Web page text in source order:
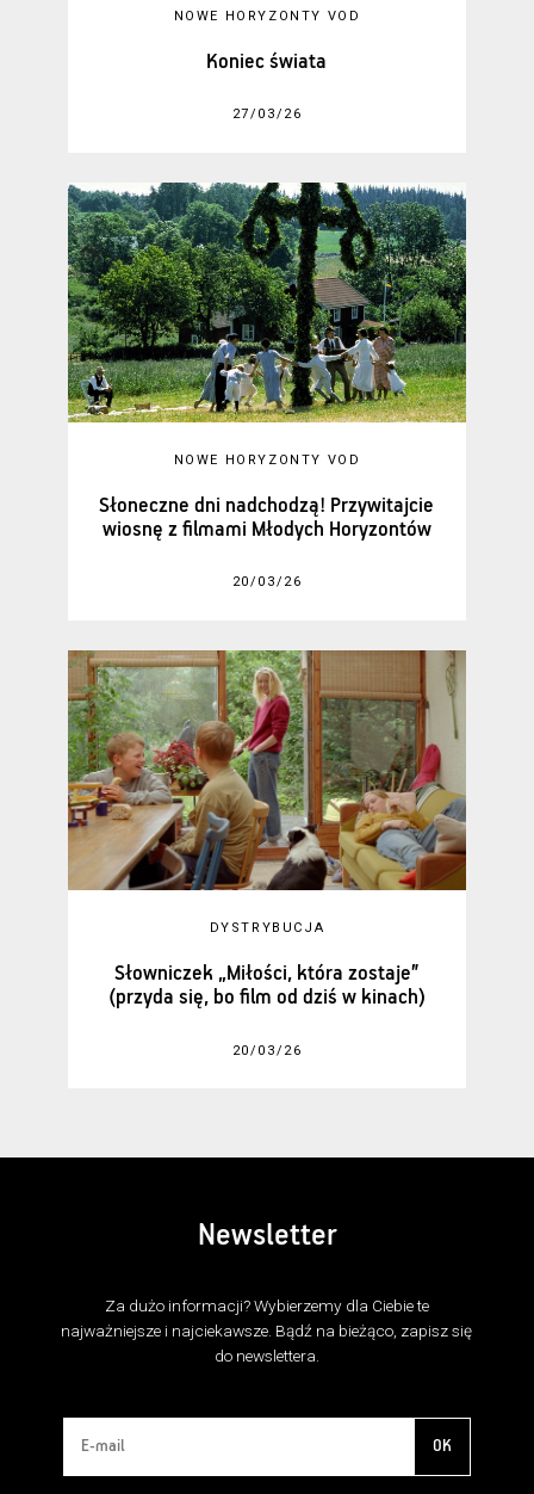
NOWE HORYZONTY VOD
Koniec świata
27/03/26
NOWE HORYZONTY VOD
Słoneczne dni nadchodzą! Przywitajcie
wiosnę z filmami Młodych Horyzontów
20/03/26
DYSTRYBUCJA
Słowniczek „Miłości, która zostaje”
(przyda się, bo film od dziś w kinach)
20/03/26
Newsletter
Za dużo informacji? Wybierzemy dla Ciebie te
najważniejsze i najciekawsze. Bądź na bieżąco, zapisz się
do newslettera.
OK